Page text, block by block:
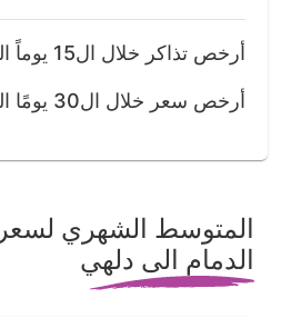
أرخص تذاكر خلال ال15 يوماً القادمين
أرخص سعر خلال ال30 يومًا القادمة
المتوسط الشهري
الدمام الى دلهي